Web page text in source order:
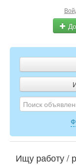
Ищу работу /